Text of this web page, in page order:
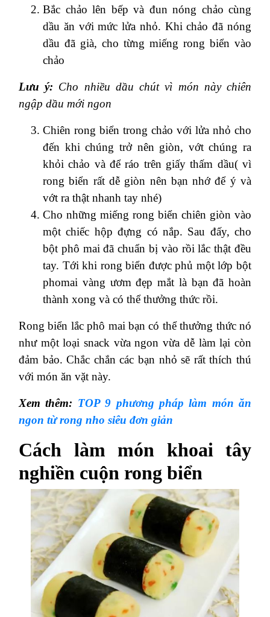
Bắc chảo lên bếp và đun nóng chảo cùng
dầu ăn với mức lửa nhỏ. Khi chảo đã nóng
dầu đã già, cho từng miếng rong biển vào
chảo
Lưu ý: Cho nhiều dầu chút vì món này chiên
ngập dầu mới ngon
Chiên rong biển trong chảo với lửa nhỏ cho
đến khi chúng trở nên giòn, vớt chúng ra
khỏi chảo và để ráo trên giấy thấm dầu( vì
rong biển rất dễ giòn nên bạn nhớ để ý và
vớt ra thật nhanh tay nhé)
Cho những miếng rong biển chiên giòn vào
một chiếc hộp đựng có nắp. Sau đấy, cho
bột phô mai đã chuẩn bị vào rồi lắc thật đều
tay. Tới khi rong biển được phủ một lớp bột
phomai vàng ươm đẹp mắt là bạn đã hoàn
thành xong và có thể thưởng thức rồi.
Rong biển lắc phô mai bạn có thể thưởng thức nó
như một loại snack vừa ngon vừa dễ làm lại còn
đảm bảo. Chắc chắn các bạn nhỏ sẽ rất thích thú
với món ăn vặt này.
Xem thêm: TOP 9 phương pháp làm món ăn
ngon từ rong nho siêu đơn giản
Cách làm món khoai tây
nghiền cuộn rong biển